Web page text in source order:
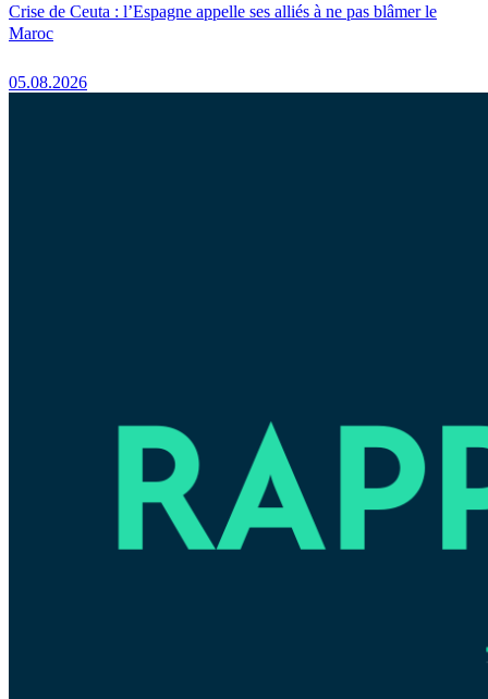
Crise de Ceuta : l’Espagne appelle ses alliés à ne pas blâmer le
Maroc
05.08.2026